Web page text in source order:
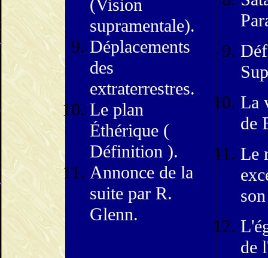
(Vision
supramentale).
Déplacements
des
extraterrestres.
Le plan
Éthérique (
Définition ).
Annonce de la
suite par R.
Glenn.
La
de
Le
de